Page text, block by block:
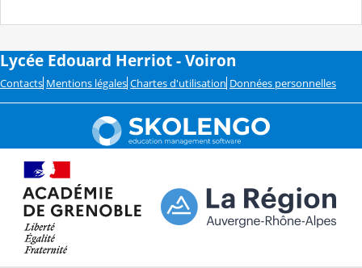
Lycée Edouard Herriot - Voiron
Contacts Mentions légales Chartes d'utilisation Données personnelles